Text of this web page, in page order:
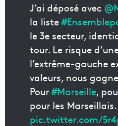
J’ai déposé avec
la liste
le 3e secteur,
tour. Le risque
l’extrême-gauche
valeurs, nous
Pour#Marseille,
pour les Marseillais.
pic.twitter.com/